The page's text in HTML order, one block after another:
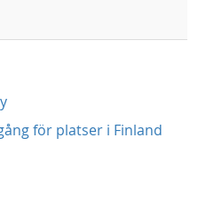
för platser i Finland